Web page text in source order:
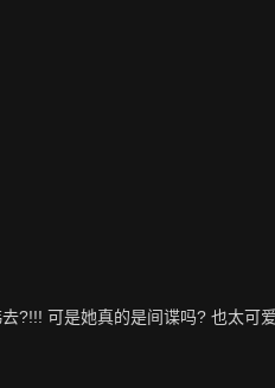
?!!! 可是她真的是间谍吗? 也太可